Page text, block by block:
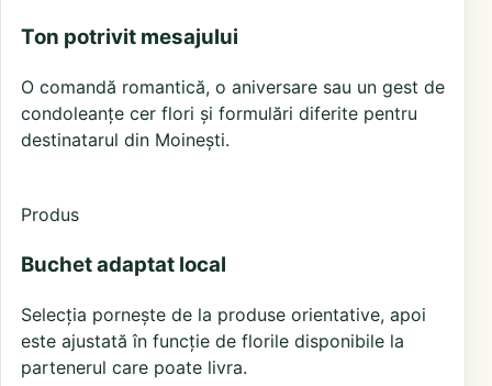
Ton potrivit mesajului
O comandă romantică, o aniversare sau un gest de
condoleanțe cer flori și formulări diferite pentru
destinatarul din Moinești.
Produs
Buchet adaptat local
Selecția pornește de la produse orientative, apoi
este ajustată în funcție de florile disponibile la
partenerul care poate livra.